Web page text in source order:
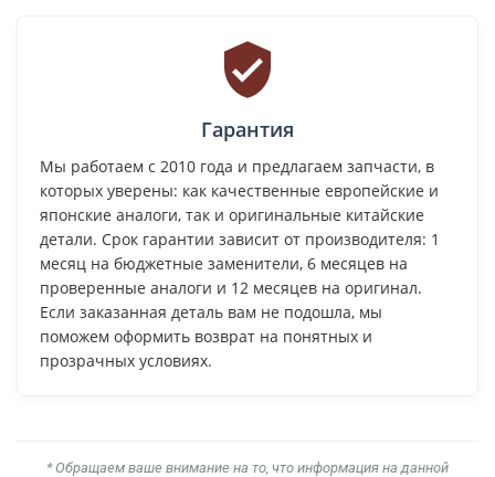
Гарантия
Мы работаем с 2010 года и предлагаем запчасти, в
которых уверены: как качественные европейские и
японские аналоги, так и оригинальные китайские
детали. Срок гарантии зависит от производителя: 1
месяц на бюджетные заменители, 6 месяцев на
проверенные аналоги и 12 месяцев на оригинал.
Если заказанная деталь вам не подошла, мы
поможем оформить возврат на понятных и
прозрачных условиях.
* Обращаем ваше внимание на то, что информация на данной